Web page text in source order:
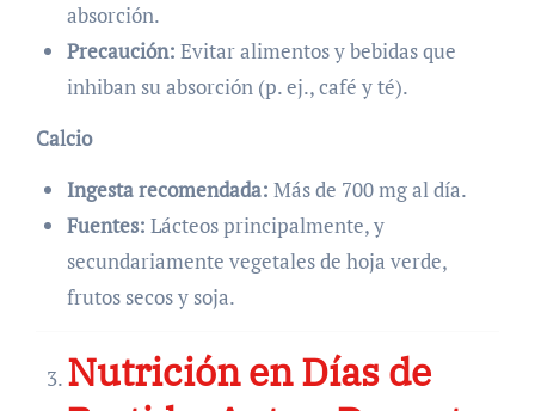
absorción.
Precaución: Evitar alimentos y bebidas que
inhiban su absorción (p. ej., café y té).
Calcio
Ingesta recomendada: Más de 700 mg al día.
Fuentes: Lácteos principalmente, y
secundariamente vegetales de hoja verde,
frutos secos y soja.
Nutrición en Días de